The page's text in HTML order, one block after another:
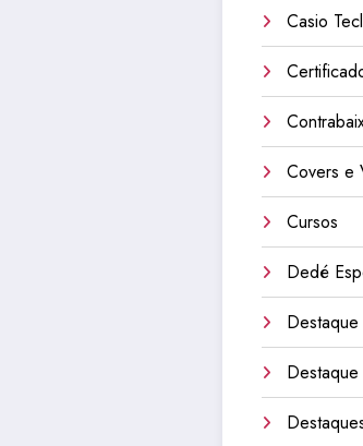
Casio
Covers e
Cursos
Dedé